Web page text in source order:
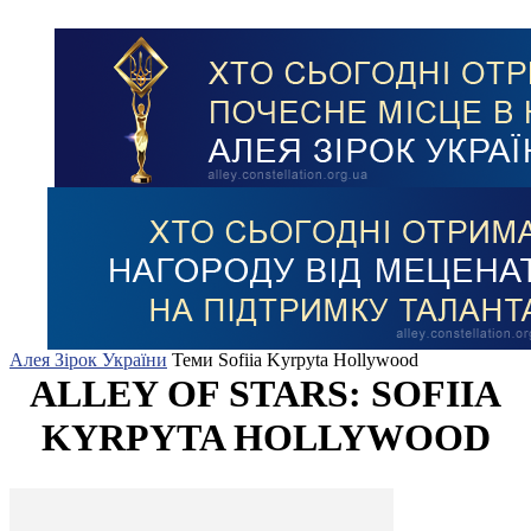
Алея Зірок України Теми Sofiia Kyrpyta Hollywood
ALLEY OF STARS: SOFIIA
KYRPYTA HOLLYWOOD